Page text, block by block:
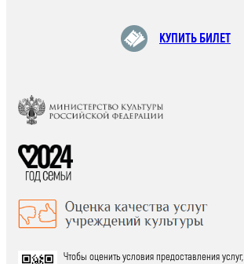
КУПИТЬ БИЛЕТ
Чтобы оценить условия предоставления услуг,